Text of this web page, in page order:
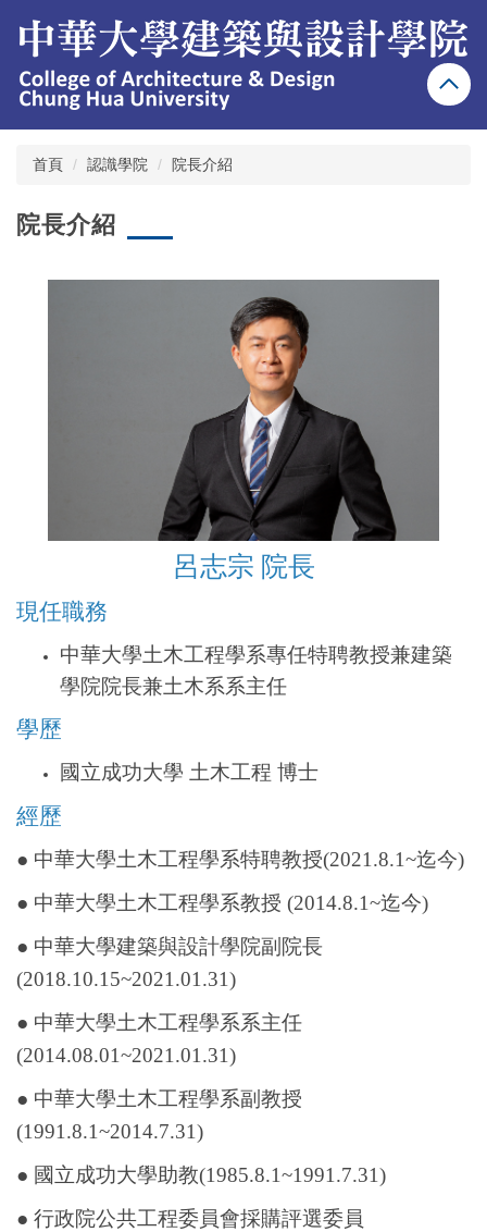
到
要
內
容
首頁 認識學院 院長介紹
院長介紹
呂志宗 院長
現任職務
中華大學土木工程學系專任特聘教授兼建築
學院院長兼土木系系主任
學歷
國立成功大學 土木工程 博士
經歷
● 中華大學土木工程學系特聘教授(2021.8.1~迄今)
● 中華大學土木工程學系教授 (2014.8.1~迄今)
● 中華大學建築與設計學院副院長
(2018.10.15~2021.01.31)
● 中華大學土木工程學系系主任
(2014.08.01~2021.01.31)
● 中華大學土木工程學系副教授
(1991.8.1~2014.7.31)
● 國立成功大學助教(1985.8.1~1991.7.31)
● 行政院公共工程委員會採購評選委員